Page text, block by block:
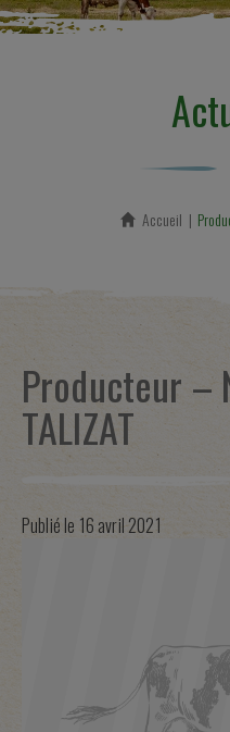
Accueil En
Producteur –
TALIZAT
Publié le 16 avril 2021